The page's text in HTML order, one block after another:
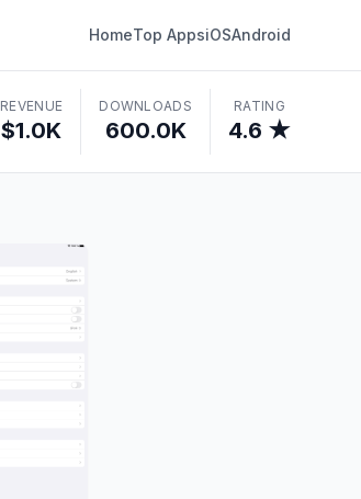
HomeTop AppsiOSAndroid
REVENUE
$1.0K
DOWNLOADS
600.0K
RATING
4.6 ★